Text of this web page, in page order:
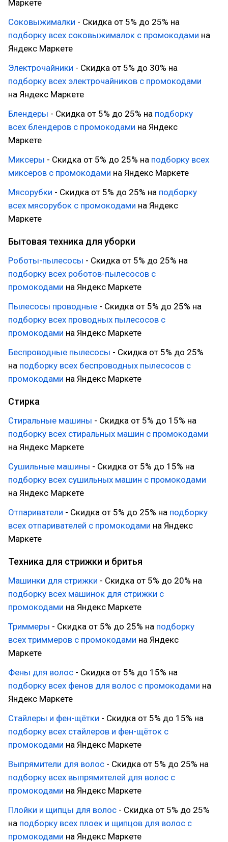
Маркете
Соковыжималки - Скидка от 5% до 25% на
подборку всех соковыжималок с промокодами на
Яндекс Маркете
Электрочайники - Скидка от 5% до 30% на
подборку всех электрочайников с промокодами
на Яндекс Маркете
Блендеры - Скидка от 5% до 25% на подборку
всех блендеров с промокодами на Яндекс
Маркете
Миксеры - Скидка от 5% до 25% на подборку всех
миксеров с промокодами на Яндекс Маркете
Мясорубки - Скидка от 5% до 25% на подборку
всех мясорубок с промокодами на Яндекс
Маркете
Бытовая техника для уборки
Роботы-пылесосы - Скидка от 5% до 25% на
подборку всех роботов-пылесосов с
промокодами на Яндекс Маркете
Пылесосы проводные - Скидка от 5% до 25% на
подборку всех проводных пылесосов с
промокодами на Яндекс Маркете
Беспроводные пылесосы - Скидка от 5% до 25%
на подборку всех беспроводных пылесосов с
промокодами на Яндекс Маркете
Стирка
Стиральные машины - Скидка от 5% до 15% на
подборку всех стиральных машин с промокодами
на Яндекс Маркете
Сушильные машины - Скидка от 5% до 15% на
подборку всех сушильных машин с промокодами
на Яндекс Маркете
Отпариватели - Скидка от 5% до 25% на подборку
всех отпаривателей с промокодами на Яндекс
Маркете
Техника для стрижки и бритья
Машинки для стрижки - Скидка от 5% до 20% на
подборку всех машинок для стрижки с
промокодами на Яндекс Маркете
Триммеры - Скидка от 5% до 25% на подборку
всех триммеров с промокодами на Яндекс
Маркете
Фены для волос - Скидка от 5% до 15% на
подборку всех фенов для волос с промокодами на
Яндекс Маркете
Стайлеры и фен-щётки - Скидка от 5% до 15% на
подборку всех стайлеров и фен-щёток с
промокодами на Яндекс Маркете
Выпрямители для волос - Скидка от 5% до 25% на
подборку всех выпрямителей для волос с
промокодами на Яндекс Маркете
Плойки и щипцы для волос - Скидка от 5% до 25%
на подборку всех плоек и щипцов для волос с
промокодами на Яндекс Маркете